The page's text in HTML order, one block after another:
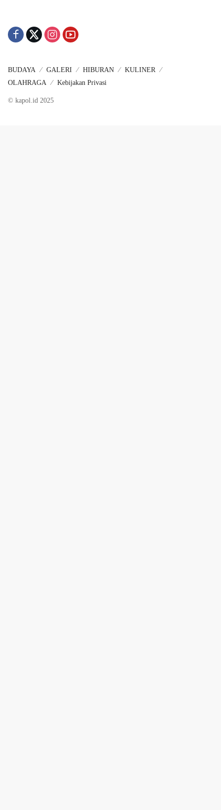
BUDAYA GALERI HIBURAN
KULINER
OLAHRAGA
Kebijakan Privasi
© kapol.id 2025